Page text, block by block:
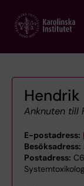
main
Hendrik
Anknuten till
E-postadress:
Besöksadress:
Postadress: